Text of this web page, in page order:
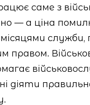
саме з
— а ціна
служби,
правом.
діяти